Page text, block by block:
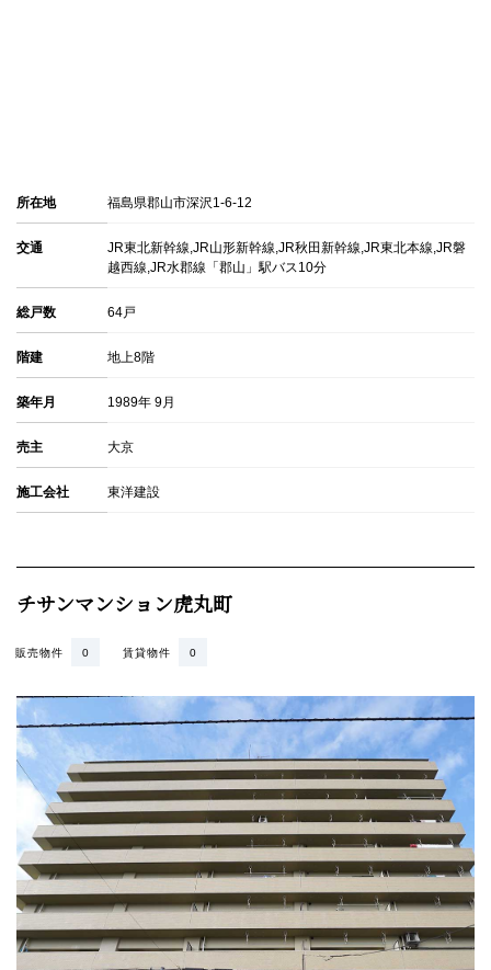
所在地 福島県郡山市深沢1-6-12
交通
JR東北新幹線,JR山形新幹線,JR秋田新幹線,JR東北本線,JR磐
越西線,JR水郡線「郡山」駅バス10分
総戸数 64戸
階建 地上8階
築年月 1989年 9月
売主 大京
施工会社 東洋建設
チサンマンション虎丸町
賃貸物件 0
販売物件 0